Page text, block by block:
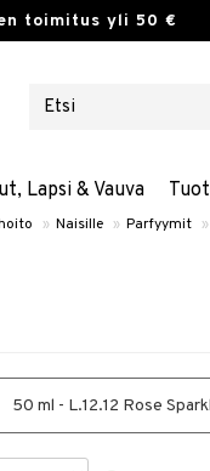
toimitus yli 50 €
Lapsi & Vauva
» Naisille » Parfyymit »
50 ml - L.12.12 Rose